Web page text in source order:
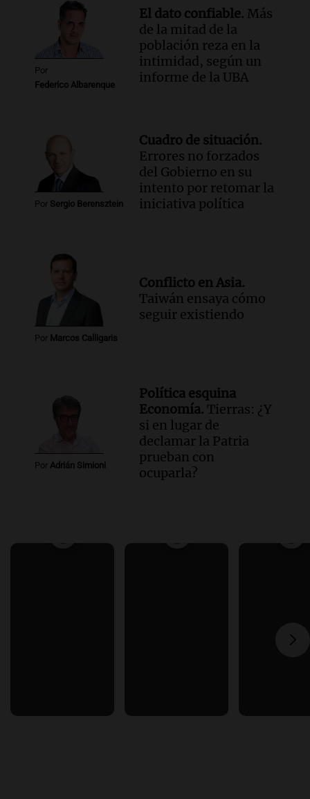
Panorama Federal
Episodios
Por
Federico Albarenque
El dato confiable. Más
de la mitad de la
población reza en la
intimidad, según un
informe de la UBA
Por Sergio Berensztein
Cuadro de situación.
Errores no forzados
del Gobierno en su
intento por retomar la
iniciativa política
Por Marcos Calligaris
Conflicto en Asia.
Taiwán ensaya cómo
seguir existiendo
Por Adrián Simioni
Política esquina
Economía. Tierras: ¿Y
si en lugar de
declamar la Patria
prueban con
ocuparla?